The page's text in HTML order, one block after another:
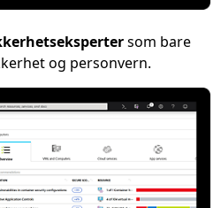
som bare
og personvern.